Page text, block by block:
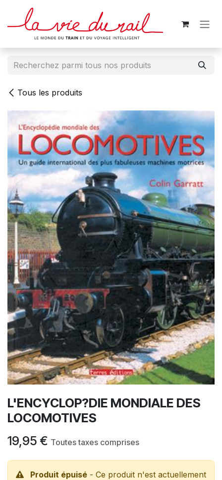
Se rendre au contenu
Tous les produits
L'ENCYCLOP?DIE MONDIALE DES
LOCOMOTIVES
19,95 € Toutes taxes comprises
Produit épuisé - Ce produit n'est actuellement